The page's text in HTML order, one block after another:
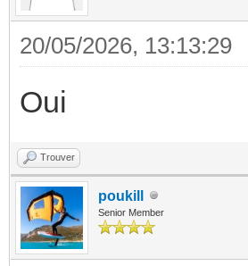
20/05/2026, 13:13:29
Oui
Trouver
poukill
Senior Member